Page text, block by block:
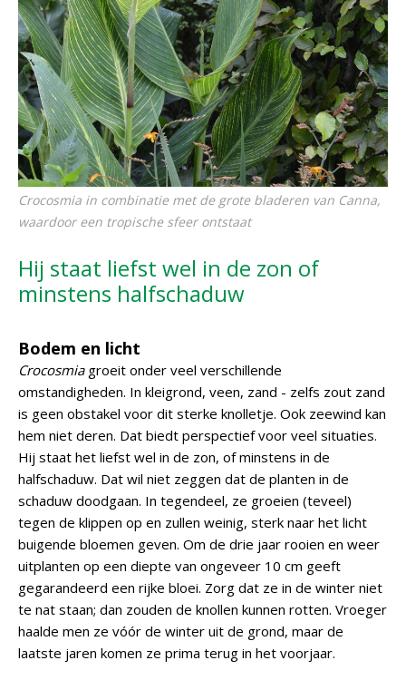
Crocosmia in combinatie met de grote bladeren van Canna,
waardoor een tropische sfeer ontstaat
Hij staat liefst wel in de zon of
minstens halfschaduw
Bodem en licht
Crocosmiagroeit onder veel verschillende
omstandigheden. In kleigrond, veen, zand - zelfs zout zand
is geen obstakel voor dit sterke knolletje. Ook zeewind kan
hem niet deren. Dat biedt perspectief voor veel situaties.
Hij staat het liefst wel in de zon, of minstens in de
halfschaduw. Dat wil niet zeggen dat de planten in de
schaduw doodgaan. In tegendeel, ze groeien (teveel)
tegen de klippen op en zullen weinig, sterk naar het licht
buigende bloemen geven. Om de drie jaar rooien en weer
uitplanten op een diepte van ongeveer 10 cm geeft
gegarandeerd een rijke bloei. Zorg dat ze in de winter niet
te nat staan; dan zouden de knollen kunnen rotten. Vroeger
haalde men ze vóór de winter uit de grond, maar de
laatste jaren komen ze prima terug in het voorjaar.